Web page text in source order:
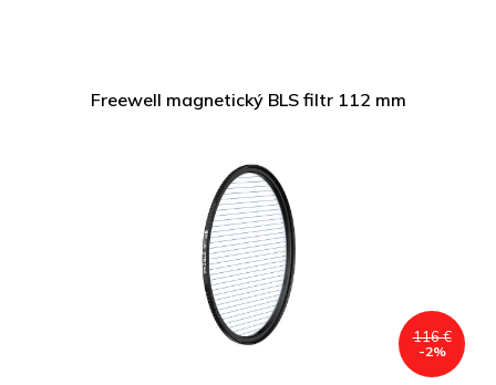
Freewell magnetický BLS filtr 112 mm
116 €
-2%